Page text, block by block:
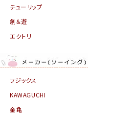
チューリップ
創＆遊
エクトリ
フジックス
KAWAGUCHI
金亀